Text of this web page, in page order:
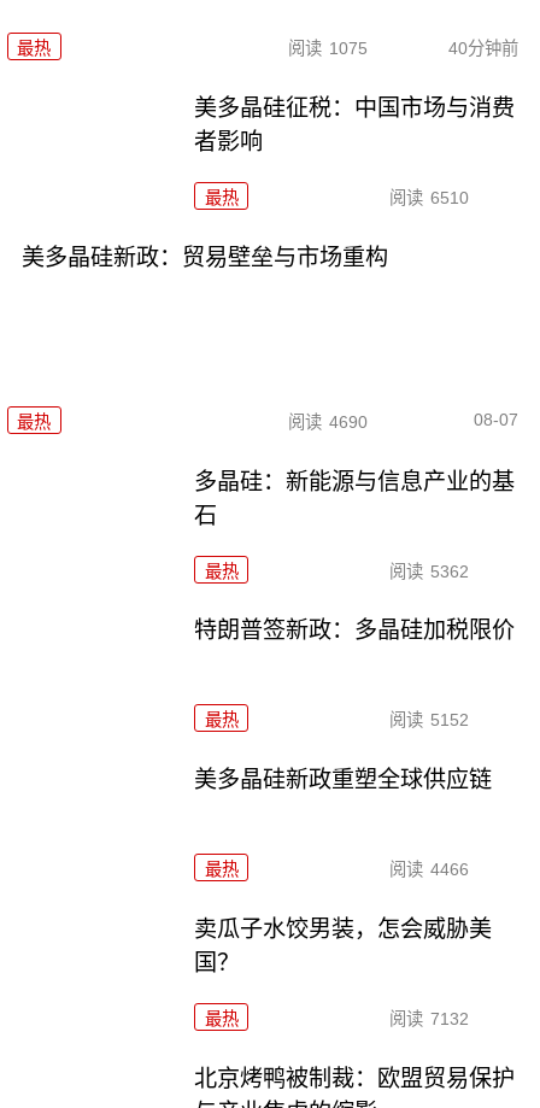
最热 阅读 1075 40分钟前
美多晶硅征税：中国市场与消费
者影响
最热 阅读 6510
美多晶硅新政：贸易壁垒与市场重构
最热 阅读 4690 08-07
多晶硅：新能源与信息产业的基
石
最热 阅读 5362
特朗普签新政：多晶硅加税限价
最热 阅读 5152
美多晶硅新政重塑全球供应链
最热 阅读 4466
卖瓜子水饺男装，怎会威胁美
国？
最热 阅读 7132
北京烤鸭被制裁：欧盟贸易保护